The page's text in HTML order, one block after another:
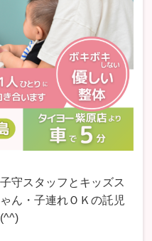
守スタッフとキッズス
ん・子連れＯＫの託児